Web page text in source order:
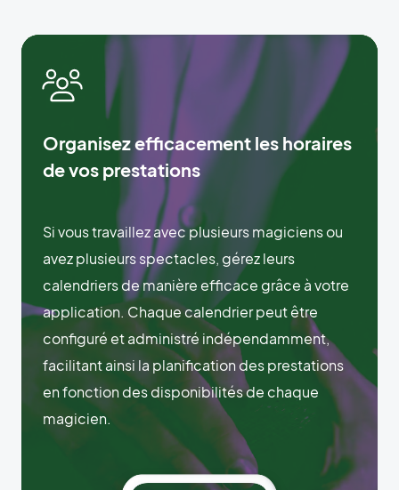
Organisez efficacement les horaires
de vos prestations
Si vous travaillez avec plusieurs magiciens ou
avez plusieurs spectacles, gérez leurs
calendriers de manière efficace grâce à votre
application. Chaque calendrier peut être
configuré et administré indépendamment,
facilitant ainsi la planification des prestations
en fonction des disponibilités de chaque
magicien.